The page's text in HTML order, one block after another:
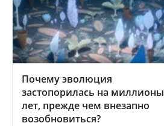
Почему эволюция
застопорилась на миллионы
лет, прежде чем внезапно
возобновиться?